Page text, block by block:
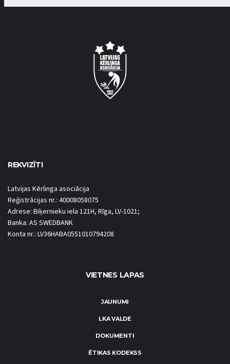
REKVIZĪTI
Latvijas Kērlinga asociācija
Reģistrācijas nr.: 40008058075
Adrese: Biķernieku iela 121H, Rīga, LV-1021;
Banka: AS SWEDBANK
Konta nr.: LV36HABA0551010794208
VIETNES LAPAS
JAUNUMI
LKA VALDE
DOKUMENTI
ĒTIKAS KODEKSS